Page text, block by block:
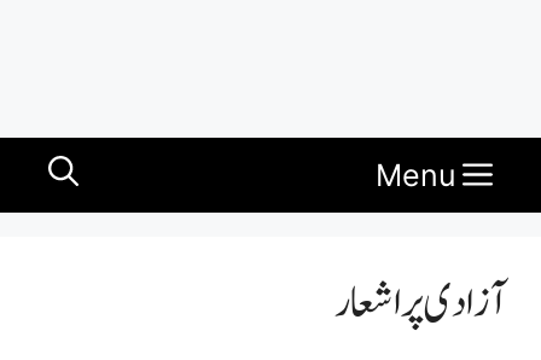
Menu
آزادی پر اشعار